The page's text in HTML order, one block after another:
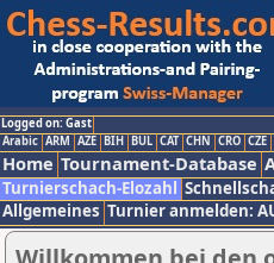
Logged on: Gast
Arabic ARM AZE BIH BUL CAT CHN CRO CZE
Home Tournament-Database
Turnierschach-Elozahl
Allgemeines Turnier anmelden: